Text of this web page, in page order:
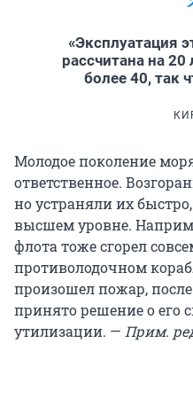
«Эксплуатация
рассчитана на
более 40, так
Молодое поколение
ответственное.
но устраняли их
высшем уровне.
флота тоже сгорел
противолодочном
произошел пожар,
принято решение о его
утилизации. — Прим.